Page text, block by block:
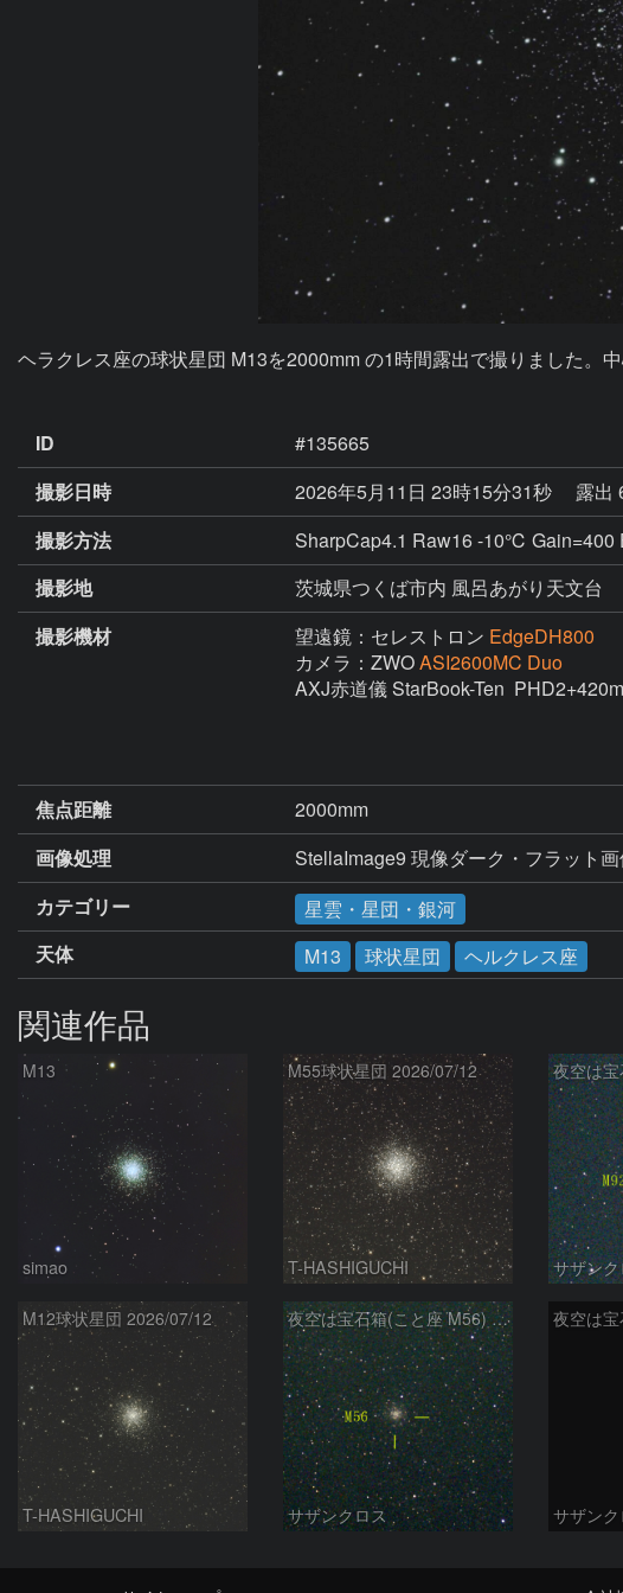
ヘラクレス座の球状星団 M13を2000mm の1時間露出で撮りました。
ID
#135665
撮影日時
2026年5月11日 23時15分31秒
露出
撮影方法
SharpCap4.1 Raw16 -10℃ Gain=400
撮影地
茨城県つくば市内 風呂あがり天文台
撮影機材
望遠鏡：セレストロン EdgeDH800
カメラ：ZWOASI2600MC Duo
AXJ赤道儀 StarBook-Ten
焦点距離
2000mm
画像処理
StellaImage9 現像ダーク・フラット
カテゴリー
星雲・星団・銀河
天体
M13 球状星団 ヘルクレス座
関連作品
M13
simao
M55球状星団 2026/07/12
T-HASHIGUCHI サザン
M12球状星団 2026/07/12
T-HASHIGUCHI
夜空は宝石箱(こと座 M56) Seestar50
サザンクロス サザンク